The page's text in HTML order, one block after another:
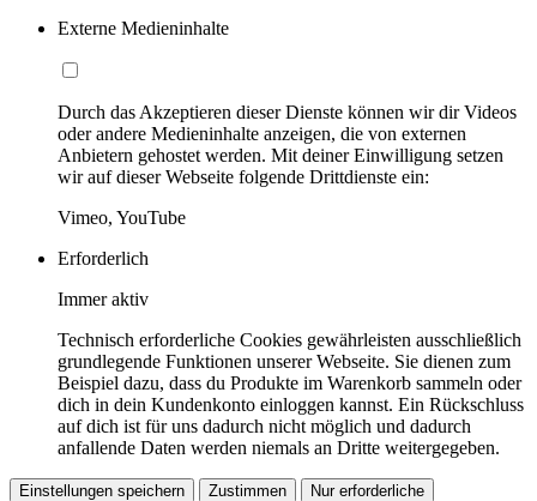
Externe Medieninhalte
Durch das Akzeptieren dieser Dienste können wir dir Videos
oder andere Medieninhalte anzeigen, die von externen
Anbietern gehostet werden. Mit deiner Einwilligung setzen
wir auf dieser Webseite folgende Drittdienste ein:
Vimeo, YouTube
Erforderlich
Immer aktiv
Technisch erforderliche Cookies gewährleisten ausschließlich
grundlegende Funktionen unserer Webseite. Sie dienen zum
Beispiel dazu, dass du Produkte im Warenkorb sammeln oder
dich in dein Kundenkonto einloggen kannst. Ein Rückschluss
auf dich ist für uns dadurch nicht möglich und dadurch
anfallende Daten werden niemals an Dritte weitergegeben.
Einstellungen speichern Zustimmen Nur erforderliche